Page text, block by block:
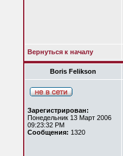
Вернуться к началу
Boris Felikson
Зарегистрирован:
Понедельник 13 Март 2006
09:23:32 PM
Сообщения: 1320